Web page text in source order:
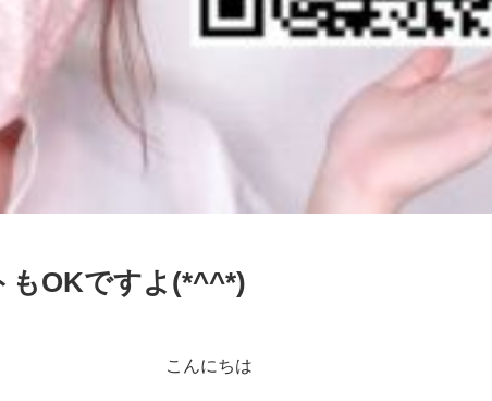
もOKですよ(*^^*)
こんにちは